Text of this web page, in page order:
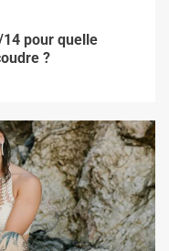
pour quelle
?